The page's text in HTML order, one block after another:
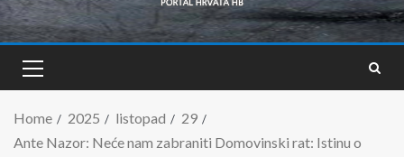
Home 2025 listopad
29
Ante Nazor: Neće nam zabraniti Domovinski rat: Istinu o